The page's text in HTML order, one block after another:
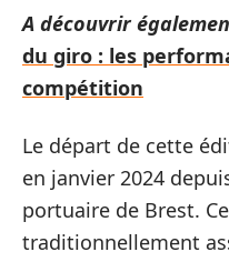
A découvrir
du giro : les
compétition
Le départ de cette
en janvier 2024
portuaire de Brest.
traditionnellement